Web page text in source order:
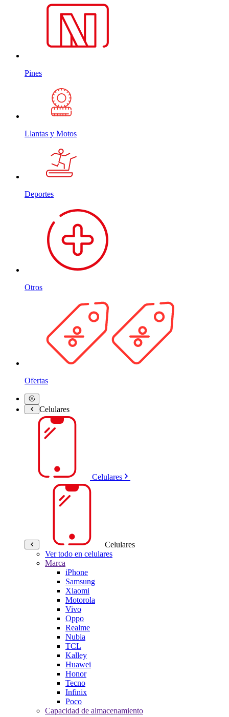
Pines
Llantas y Motos
Deportes
Otros
Ofertas
Celulares
Celulares
Celulares
Ver todo en celulares
Marca
iPhone
Samsung
Xiaomi
Motorola
Vivo
Oppo
Realme
Nubia
TCL
Kalley
Huawei
Honor
Tecno
Infinix
Poco
Capacidad de almacenamiento